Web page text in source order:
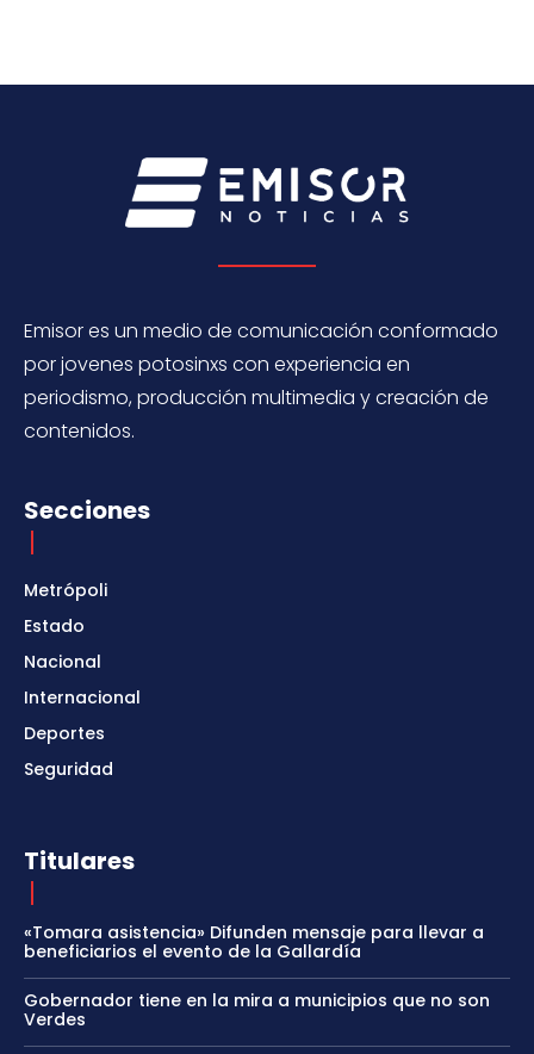
Emisor es un medio de comunicación conformado
por jovenes potosinxs con experiencia en
periodismo, producción multimedia y creación de
contenidos.
Secciones
Metrópoli
Estado
Nacional
Internacional
Deportes
Seguridad
Titulares
«Tomara asistencia» Difunden mensaje para llevar a
beneficiarios el evento de la Gallardía
Gobernador tiene en la mira a municipios que no son
Verdes